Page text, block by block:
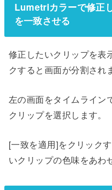
Lumetriカラーで修正
を一致させる
修正したいクリップを表
クすると画面が分割され
左の画面をタイムライン
クリップを選択します。
[一致を適用]をクリック
いクリップの色味をあわ